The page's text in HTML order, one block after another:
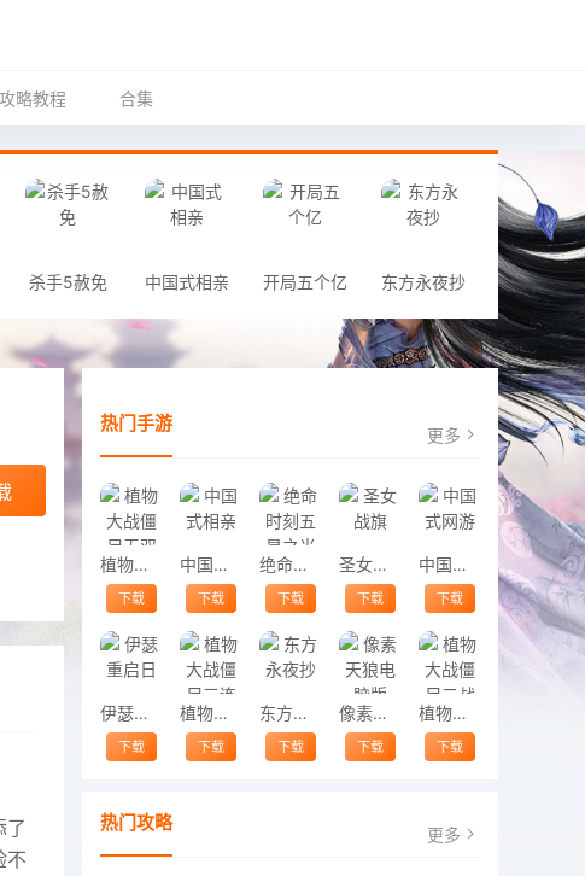
攻略教程 合集
杀手5赦免 中国式相亲 开局五个亿 东方永夜抄
了
不
热门手游 更多
植物大战僵尸无双版
下载
中国式相亲
下载
绝命时刻五星之光
下载
圣女战旗
下载
中国式网游
下载
伊瑟重启日
下载
植物大战僵尸三连版电脑版
下载
东方永夜抄
下载
像素天狼电脑版
下载
植物大战僵尸二战版电脑版
下载
热门攻略 更多